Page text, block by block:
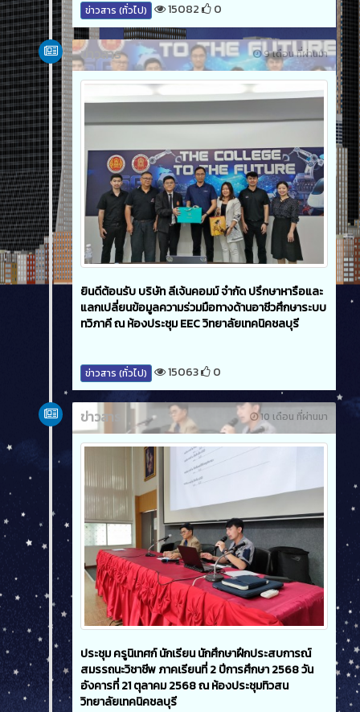
ข่าวสาร (ทั่วไป) 15082 0
9 เดือน ที่ผ่านมา
ข่าวสาร
ยินดีต้อนรับ บริษัท ลีเจ้นคอมม์ จำกัด ปรึกษาหารือและ
แลกเปลี่ยนข้อมูลความร่วมมือทางด้านอาชีวศึกษาระบบ
ทวิภาคี ณ ห้องประชุม EEC วิทยาลัยเทคนิคชลบุรี
ข่าวสาร (ทั่วไป) 15063 0
10 เดือน ที่ผ่านมา
ข่าวสาร
ประชุม ครูนิเทศก์ นักเรียน นักศึกษาฝึกประสบการณ์
สมรรถนะวิชาชีพ ภาคเรียนที่ 2 ปีการศึกษา 2568 วัน
อังคารที่ 21 ตุลาคม 2568 ณ ห้องประชุมทิวสน
วิทยาลัยเทคนิคชลบุรี